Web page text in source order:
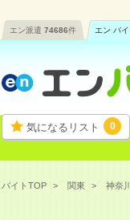
エン派遣 74686件 エン バイ
気になるリスト 0
バイトTOP 関東 神奈